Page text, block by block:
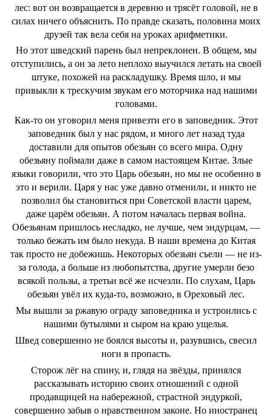
лес: вот он возвращается в деревню и трясёт головой, не в
силах ничего объяснить. По правде сказать, половина моих
друзей так вела себя на уроках арифметики.
Но этот шведский парень был непреклонен. В общем, мы
отступились, а он за лето неплохо выучился летать на своей
штуке, похожей на раскладушку. Время шло, и мы
привыкли к трескучим звукам его моторчика над нашими
головами.
Как-то он уговорил меня привезти его в заповедник. Этот
заповедник был у нас рядом, и много лет назад туда
доставили для опытов обезьян со всего мира. Одну
обезьяну поймали даже в самом настоящем Китае. Злые
языки говорили, что это Царь обезьян, но мы не особенно в
это и верили. Царя у нас уже давно отменили, и никто не
позволил бы становиться при Советской власти царем,
даже царём обезьян. А потом началась первая война.
Обезьянам пришлось несладко, не лучше, чем эндурцам, ―
только бежать им было некуда. В наши времена до Китая
так просто не добежишь. Некоторых обезьян съели ― не из-
за голода, а больше из любопытства, другие умерли безо
всякой пользы, а третьи всё же исчезли. По слухам, Царь
обезьян увёл их куда-то, возможно, в Ореховый лес.
Мы вышли за ржавую ограду заповедника и устроились с
нашими бутылями и сыром на краю ущелья.
Швед совершенно не боялся высоты и, разувшись, свесил
ноги в пропасть.
Сторож лёг на спину, и, глядя на звёзды, принялся
рассказывать историю своих отношений с одной
продавщицей на набережной, страстной эндуркой,
совершенно забыв о нравственном законе. Но иностранец